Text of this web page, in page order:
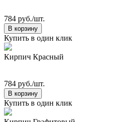
784 руб./шт.
В корзину
Купить в один клик
Кирпич Красный
784 руб./шт.
В корзину
Купить в один клик